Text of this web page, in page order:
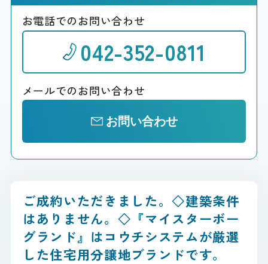
お電話でのお問い合わせ
042-352-0811
メールでのお問い合わせ
お問い合わせ
ご成約いただきました。◇建築条件
はありません。◇『マイスターボー
グランド』はコウチシステムが厳選
した住宅用分譲地ブランドです。